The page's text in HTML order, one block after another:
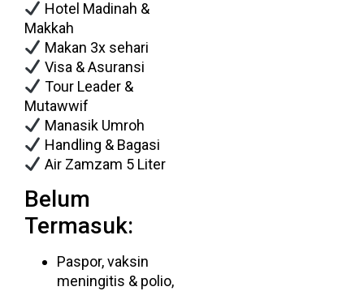
Hotel Madinah &
Makkah
Makan 3x sehari
Visa & Asuransi
Tour Leader &
Mutawwif
Manasik Umroh
Handling & Bagasi
Air Zamzam 5 Liter
Belum
Termasuk:
Paspor, vaksin
meningitis & polio,